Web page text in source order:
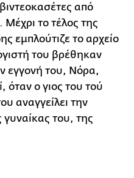
από
το τέλος της
εμπλούτιζε το αρχείο
του βρέθηκαν
εγγονή του, Νόρα,
όταν ο γιος του τού
αναγγείλει την
του, της